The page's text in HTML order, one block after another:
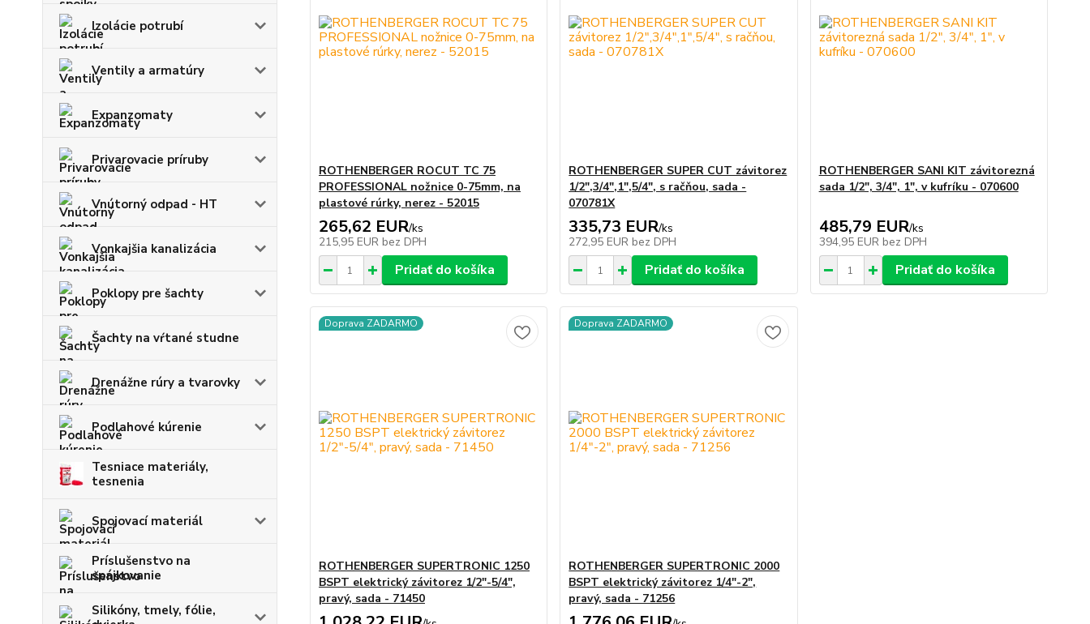
Izolácie potrubí
Ventily a armatúry
Expanzomaty
Privarovacie príruby
Vnútorný odpad - HT
Vonkajšia kanalizácia
Poklopy pre šachty
Šachty na vŕtané studne
Drenážne rúry a tvarovky
Podlahové kúrenie
Tesniace materiály,
tesnenia
Spojovací materiál
Príslušenstvo na
spájkovanie
Silikóny, tmely, fólie,
ROTHENBERGER ROCUT TC 75
PROFESSIONAL nožnice 0-75mm, na
plastové rúrky, nerez - 52015
265,62 EUR/ks
215,95 EUR bez DPH
Pridať do košíka
ROTHENBERGER SUPER CUT závitorez
1/2",3/4",1",5/4", s račňou, sada -
070781X
335,73 EUR/ks
272,95 EUR bez DPH
Pridať do košíka
ROTHENBERGER SANI KIT závitorezná
sada 1/2", 3/4", 1", v kufríku - 070600
485,79 EUR/ks
394,95 EUR bez DPH
Pridať do košíka
Doprava ZADARMO
ROTHENBERGER SUPERTRONIC 1250
BSPT elektrický závitorez 1/2"-5/4",
pravý, sada - 71450
Doprava ZADARMO
ROTHENBERGER SUPERTRONIC 2000
BSPT elektrický závitorez 1/4"-2",
pravý, sada - 71256